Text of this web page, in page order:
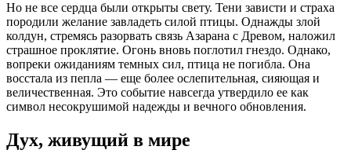
Но не все сердца были открыты свету. Тени зависти и страха
породили желание завладеть силой птицы. Однажды злой
колдун, стремясь разорвать связь Азарана с Древом, наложил
страшное проклятие. Огонь вновь поглотил гнездо. Однако,
вопреки ожиданиям темных сил, птица не погибла. Она
восстала из пепла — еще более ослепительная, сияющая и
величественная. Это событие навсегда утвердило ее как
символ несокрушимой надежды и вечного обновления.
Дух, живущий в мире